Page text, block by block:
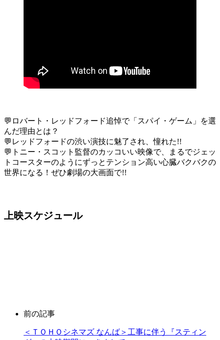
💬ロバート・レッドフォード追悼で「スパイ・ゲーム」を選
んだ理由とは？
💬レッドフォードの渋い演技に魅了され、憧れた!!
💬トニー・スコット監督のカッコいい映像で、まるでジェッ
トコースターのようにずっとテンション高い心臓バクバクの
世界になる！ぜひ劇場の大画面で!!
上映スケジュール
前の記事
＜ＴＯＨＯシネマズ なんば＞工事に伴う『スティン